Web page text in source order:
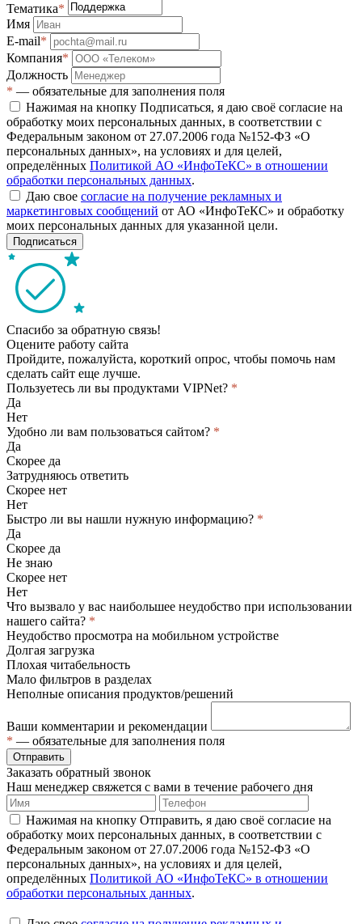
Тематика*
Имя
E-mail*
Компания*
Должность
* — обязательные для заполнения поля
Нажимая на кнопку Подписаться, я даю своё согласие на
обработку моих персональных данных, в соответствии с
Федеральным законом от 27.07.2006 года №152-ФЗ «О
персональных данных», на условиях и для целей,
определённых Политикой АО «ИнфоТеКС» в отношении
обработки персональных данных.
Даю свое согласие на получение рекламных и
маркетинговых сообщений от АО «ИнфоТеКС» и обработку
моих персональных данных для указанной цели.
Подписаться
Спасибо за обратную связь!
Оцените работу сайта
Пройдите, пожалуйста, короткий опрос, чтобы помочь нам
сделать сайт еще лучше.
Пользуетесь ли вы продуктами VIPNet? *
Да
Нет
Удобно ли вам пользоваться сайтом? *
Да
Скорее да
Затрудняюсь ответить
Скорее нет
Нет
Быстро ли вы нашли нужную информацию? *
Да
Скорее да
Не знаю
Скорее нет
Нет
Что вызвало у вас наибольшее неудобство при использовании
нашего сайта? *
Неудобство просмотра на мобильном устройстве
Долгая загрузка
Плохая читабельность
Мало фильтров в разделах
Неполные описания продуктов/решений
Ваши комментарии и рекомендации
* — обязательные для заполнения поля
Отправить
Заказать обратный звонок
Наш менеджер свяжется с вами в течение рабочего дня
Нажимая на кнопку Отправить, я даю своё согласие на
обработку моих персональных данных, в соответствии с
Федеральным законом от 27.07.2006 года №152-ФЗ «О
персональных данных», на условиях и для целей,
определённых Политикой АО «ИнфоТеКС» в отношении
обработки персональных данных.